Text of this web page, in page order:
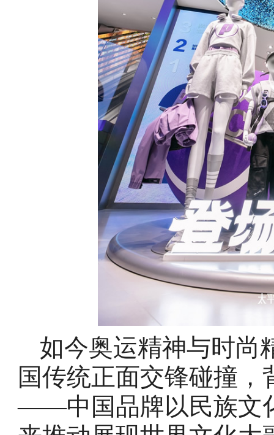
如今奥运精神与时尚
国传统正面交锋碰撞
——中国品牌以民族文